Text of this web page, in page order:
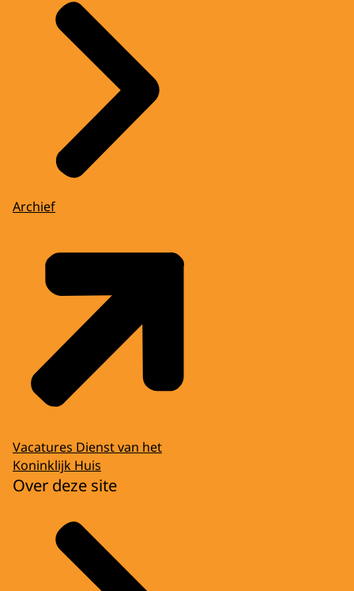
Archief
Vacatures Dienst van het
Koninklijk Huis
Over deze site